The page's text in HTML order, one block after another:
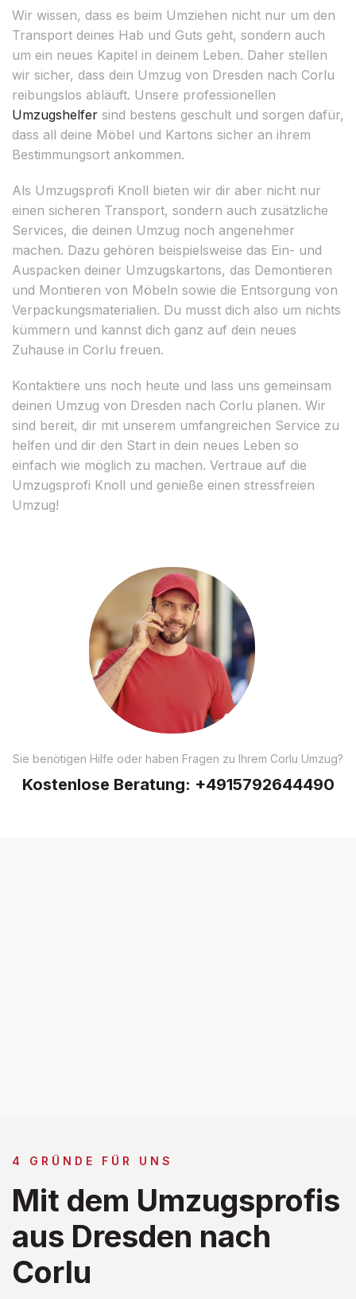
Wir wissen, dass es beim Umziehen nicht nur um den
Transport deines Hab und Guts geht, sondern auch
um ein neues Kapitel in deinem Leben. Daher stellen
wir sicher, dass dein Umzug von Dresden nach Corlu
reibungslos abläuft. Unsere professionellen
Umzugshelfer sind bestens geschult und sorgen dafür,
dass all deine Möbel und Kartons sicher an ihrem
Bestimmungsort ankommen.
Als Umzugsprofi Knoll bieten wir dir aber nicht nur
einen sicheren Transport, sondern auch zusätzliche
Services, die deinen Umzug noch angenehmer
machen. Dazu gehören beispielsweise das Ein- und
Auspacken deiner Umzugskartons, das Demontieren
und Montieren von Möbeln sowie die Entsorgung von
Verpackungsmaterialien. Du musst dich also um nichts
kümmern und kannst dich ganz auf dein neues
Zuhause in Corlu freuen.
Kontaktiere uns noch heute und lass uns gemeinsam
deinen Umzug von Dresden nach Corlu planen. Wir
sind bereit, dir mit unserem umfangreichen Service zu
helfen und dir den Start in dein neues Leben so
einfach wie möglich zu machen. Vertraue auf die
Umzugsprofi Knoll und genieße einen stressfreien
Umzug!
Sie benötigen Hilfe oder haben Fragen zu Ihrem Corlu Umzug?
Kostenlose Beratung: +4915792644490
4 GRÜNDE FÜR UNS
Mit dem Umzugsprofis
aus Dresden nach
Corlu